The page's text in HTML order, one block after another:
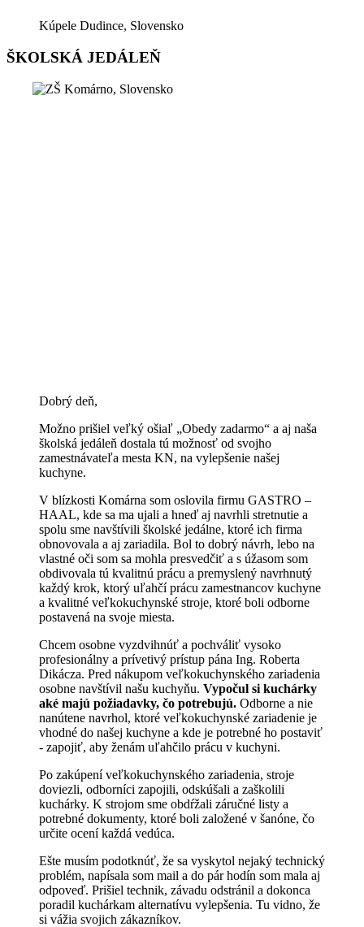
Kúpele Dudince, Slovensko
ŠKOLSKÁ JEDÁLEŇ
Dobrý deň,
Možno prišiel veľký ošiaľ „Obedy zadarmo“ a aj naša
školská jedáleň dostala tú možnosť od svojho
zamestnávateľa mesta KN, na vylepšenie našej
kuchyne.
V blízkosti Komárna som oslovila firmu GASTRO –
HAAL, kde sa ma ujali a hneď aj navrhli stretnutie a
spolu sme navštívili školské jedálne, ktoré ich firma
obnovovala a aj zariadila. Bol to dobrý návrh, lebo na
vlastné oči som sa mohla presvedčiť a s úžasom som
obdivovala tú kvalitnú prácu a premyslený navrhnutý
každý krok, ktorý uľahčí prácu zamestnancov kuchyne
a kvalitné veľkokuchynské stroje, ktoré boli odborne
postavená na svoje miesta.
Chcem osobne vyzdvihnúť a pochváliť vysoko
profesionálny a prívetivý prístup pána Ing. Roberta
Dikácza. Pred nákupom veľkokuchynského zariadenia
osobne navštívil našu kuchyňu. Vypočul si kuchárky
aké majú požiadavky, čo potrebujú. Odborne a nie
nanútene navrhol, ktoré veľkokuchynské zariadenie je
vhodné do našej kuchyne a kde je potrebné ho postaviť
- zapojiť, aby ženám uľahčilo prácu v kuchyni.
Po zakúpení veľkokuchynského zariadenia, stroje
doviezli, odborníci zapojili, odskúšali a zaškolili
kuchárky. K strojom sme obdŕžali záručné listy a
potrebné dokumenty, ktoré boli založené v šanóne, čo
určite ocení každá vedúca.
Ešte musím podotknúť, že sa vyskytol nejaký technický
problém, napísala som mail a do pár hodín som mala aj
odpoveď. Prišiel technik, závadu odstránil a dokonca
poradil kuchárkam alternatívu vylepšenia. Tu vidno, že
si vážia svojich zákazníkov.